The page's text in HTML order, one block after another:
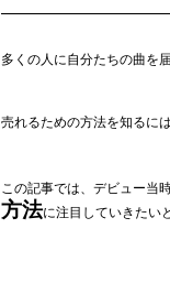
多くの人に自分たちの曲を
売れるための方法を知るに
この記事では、デビュー当
方法に注目していきたい